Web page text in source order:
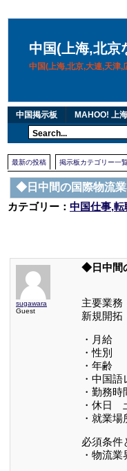
中国(上海,北京
中国(上海,北京,大連,天津,
中国掲示板 MAHOO! 上海
最新の投稿 掲示板カテゴリー一
◆日中間の国際物流
カテゴリー： 中国仕事,転
sugawara
Guest
◆日中間
主要業務
新規開拓
・月給
・性別
・年齢
・中国
・勤務
・休日
・就業
必須条件
・物流